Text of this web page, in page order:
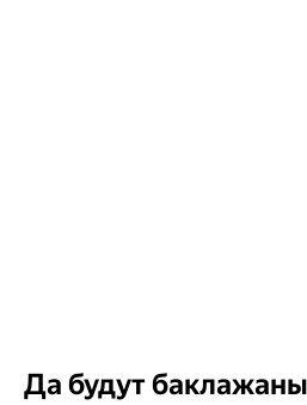
Да будут